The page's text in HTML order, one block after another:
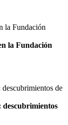
la Fundación